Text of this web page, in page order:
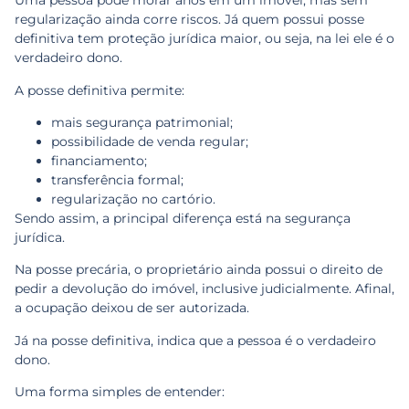
regularização ainda corre riscos. Já quem possui posse
definitiva tem proteção jurídica maior, ou seja, na lei ele é o
verdadeiro dono.
A posse definitiva permite:
mais segurança patrimonial;
possibilidade de venda regular;
financiamento;
transferência formal;
regularização no cartório.
Sendo assim, a principal diferença está na segurança
jurídica.
Na posse precária, o proprietário ainda possui o direito de
pedir a devolução do imóvel, inclusive judicialmente. Afinal,
a ocupação deixou de ser autorizada.
Já na posse definitiva, indica que a pessoa é o verdadeiro
dono.
Uma forma simples de entender: